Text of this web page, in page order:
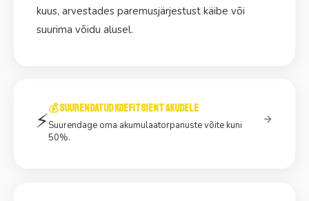
kuus, arvestades paremusjärjestust käibe või
suurima võidu alusel.
⚡💰 Suurendatud koefitsient akudele
Suurendage oma akumulaatorpanuste võite kuni
50%.